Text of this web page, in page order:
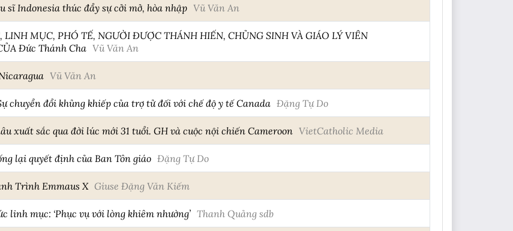
sĩ Indonesia thúc đẩy sự cởi mở, hòa nhập Vũ Văn An
MỤC, PHÓ TẾ, NGƯỜI ĐƯỢC THÁNH HIẾN, CHỦNG SINH VÀ GIÁO LÝ VIÊN
Đức Thánh Cha Vũ Văn An
Vũ Văn An
chuyển đổi khủng khiếp của trợ tử đối với chế độ y tế Canada Đặng Tự Do
xuất sắc qua đời lúc mới 31 tuổi. GH và cuộc nội chiến Cameroon VietCatholic Media
lại quyết định của Ban Tôn giáo Đặng Tự Do
Trình Emmaus X Giuse Đặng Văn Kiếm
linh mục: ‘Phục vụ với lòng khiêm nhường’ Thanh Quảng sdb